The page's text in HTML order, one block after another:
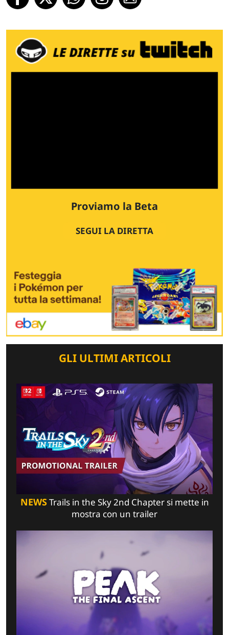
Proviamo la Beta
SEGUI LA DIRETTA
GLI ULTIMI ARTICOLI
NEWSTrails in the Sky 2nd Chapter si mette in
mostra con un trailer